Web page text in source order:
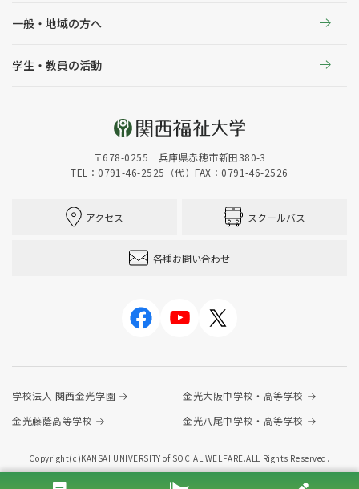
一般・地域の方へ
学生・教員の活動
〒678-0255 兵庫県赤穂市新田380-3
TEL：0791-46-2525（代）FAX：0791-46-2526
アクセス スクールバス
各種お問い合わせ
学校法人 関西金光学園
金光大阪中学校・高等学校
金光藤蔭高等学校
金光八尾中学校・高等学校
Copyright(c)KANSAI UNIVERSITY of SOCIAL WELFARE.ALL Rights Reserved.